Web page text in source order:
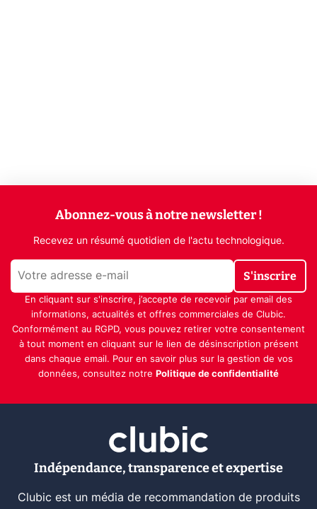
Abonnez-vous à notre newsletter !
Recevez un résumé quotidien de l'actu technologique.
S'inscrire
En cliquant sur s'inscrire, j’accepte de recevoir par email des
informations, actualités et offres commerciales de Clubic.
Conformément au RGPD, vous pouvez retirer votre consentement
à tout moment en cliquant sur le lien de désinscription présent
dans chaque email. Pour en savoir plus sur la gestion de vos
données, consultez notre Politique de confidentialité
Indépendance, transparence et expertise
Clubic est un média de recommandation de produits